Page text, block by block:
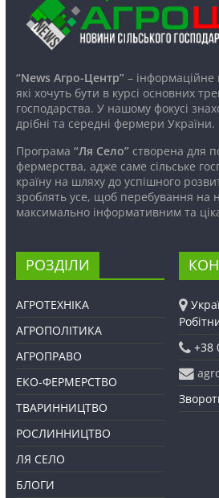
“News Агро-Центр”–
які хочуть бути в курсі основних
господарства. У нашому фокусі
дрібні та середні фермери України.
Програма “Ля Село”створена для
фермерства, адже саме сільське
країну на шляху до успішного
зроблять усе, щоб перебування на
максимально інформативним та
РОЗДІЛИ
АГРОТЕХНІКА
АГРОПОЛІТИКА
АГРОПРАВО
ЕКО-ФЕРМЕРСТВО
ТВАРИННИЦТВО
РОСЛИННИЦТВО
ЛЯ СЕЛО
БЛОГИ
+38